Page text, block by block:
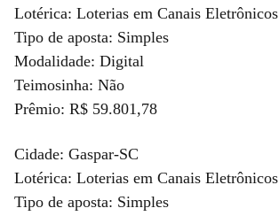
Lotérica: Loterias em Canais Eletrônicos
Tipo de aposta: Simples
Modalidade: Digital
Teimosinha: Não
Prêmio: R$ 59.801,78
Cidade: Gaspar-SC
Lotérica: Loterias em Canais Eletrônicos
Tipo de aposta: Simples